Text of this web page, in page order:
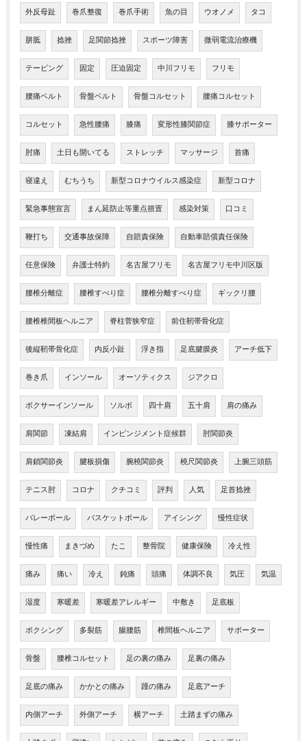
外反母趾 巻爪整復 巻爪手術 魚の目 ウオノメ タコ
胼胝 捻挫 足関節捻挫 スポーツ障害 微弱電流治療機
テーピング 固定 圧迫固定 中川フリモ フリモ
腰痛ベルト 骨盤ベルト 骨盤コルセット 腰痛コルセット
コルセット 急性腰痛 膝痛 変形性膝関節症 膝サポーター
肘痛 土日も開いてる ストレッチ マッサージ 首痛
寝違え むちうち 新型コロナウイルス感染症 新型コロナ
緊急事態宣言 まん延防止等重点措置 感染対策 口コミ
鞭打ち 交通事故保障 自賠責保険 自動車賠償責任保険
任意保険 弁護士特約 名古屋フリモ 名古屋フリモ中川区版
腰椎分離症 腰椎すべり症 腰椎分離すべり症 ギックリ腰
腰椎椎間板ヘルニア 脊柱菅狭窄症 前住靭帯骨化症
後縦靭帯骨化症 内反小趾 浮き指 足底腱膜炎 アーチ低下
巻き爪 インソール オーソティクス ジアクロ
ボクサーインソール ソルボ 四十肩 五十肩 肩の痛み
肩関節 凍結肩 インピンジメント症候群 肘関節炎
肩鎖関節炎 腱板損傷 腕橈関節炎 橈尺関節炎 上腕三頭筋
テニス肘 コロナ クチコミ 評判 人気 足首捻挫
バレーボール バスケットボール アイシング 慢性症状
慢性痛 まきづめ たこ 整骨院 健康保険 冷え性
痛み 痛い 冷え 鈍痛 頭痛 体調不良 気圧 気温
湿度 寒暖差 寒暖差アレルギー 中敷き 足底板
ボクシング 多裂筋 腸腰筋 椎間板ヘルニア サポーター
骨盤 腰椎コルセット 足の裏の痛み 足裏の痛み
足底の痛み かかとの痛み 踵の痛み 足底アーチ
内側アーチ 外側アーチ 横アーチ 土踏まずの痛み